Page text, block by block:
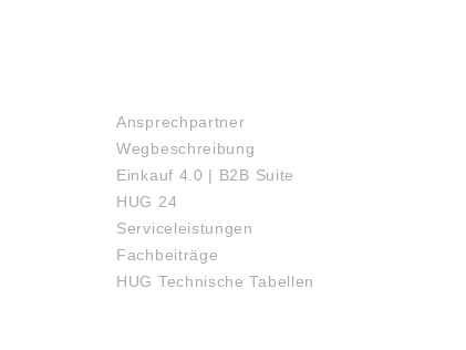
Ansprechpartner
Wegbeschreibung
Einkauf 4.0 | B2B Suite
HUG 24
Serviceleistungen
Fachbeiträge
HUG Technische Tabellen